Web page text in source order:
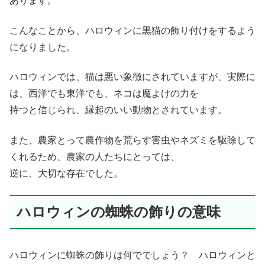
こんなことから、ハロウィンに黒猫の飾り付けをするよう
になりました。
ハロウィンでは、猫は悪い象徴にされていますが、実際に
は、西洋でも東洋でも、ネコは魔よけの力を
持つと信じられ、縁起のいい動物とされています。
また、農家とって農作物を荒らす害虫やネズミを駆除して
くれるため、農家の人たちにとっては、
逆に、大切な存在でした。
ハロウィンの蜘蛛の飾りの意味
ハロウィンに蜘蛛の飾りは何ででしょう？ ハロウィンと